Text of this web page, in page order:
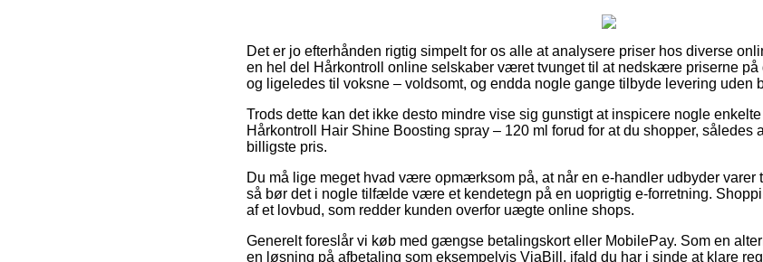
Det er jo efterhånden rigtig simpelt for os alle at analysere priser hos diverse
en hel del Hårkontroll online selskaber været tvunget til at nedskære priserne på
og ligeledes til voksne – voldsomt, og endda nogle gange tilbyde levering uden
Trods dette kan det ikke desto mindre vise sig gunstigt at inspicere nogle
Hårkontroll Hair Shine Boosting spray – 120 ml forud for at du shopper, således
billigste pris.
Du må lige meget hvad være opmærksom på, at når en e-handler udbyder varer
så bør det i nogle tilfælde være et kendetegn på en uoprigtig e-forretning.
af et lovbud, som redder kunden overfor uægte online shops.
Generelt foreslår vi køb med gængse betalingskort eller MobilePay. Som en
en løsning på afbetaling som eksempelvis ViaBill, ifald du har i sinde at klare